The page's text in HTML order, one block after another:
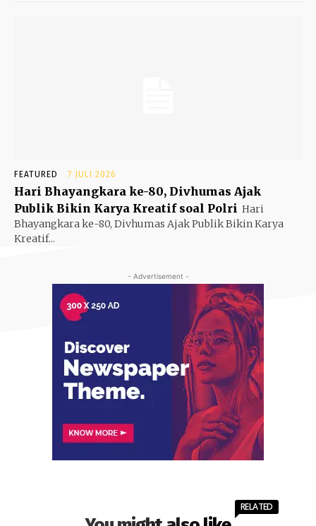
FEATURED 7 JULI 2026
Hari Bhayangkara ke-80, Divhumas Ajak
Publik Bikin Karya Kreatif soal Polri Hari
Bhayangkara ke-80, Divhumas Ajak Publik Bikin Karya
Kreatif...
- Advertisement -
RELATED